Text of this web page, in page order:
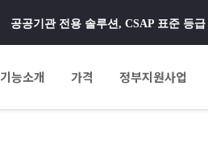
공공기관 전용 솔루션, CSAP 표준 등
기능소개 가격 정부지원사업